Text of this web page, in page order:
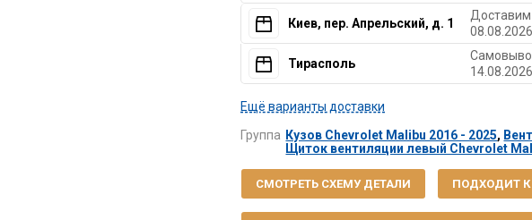
Киев, пер. Апрельский, д. 1
Доставим
08.08.2026
Тирасполь
14.08.2026
Ещё варианты доставки
Группа Кузов Chevrolet Malibu 2016 - 2025,
Щиток вентиляции левый Chevrolet
СМОТРЕТЬ СХЕМУ ДЕТАЛИ ПОДХОДИТ